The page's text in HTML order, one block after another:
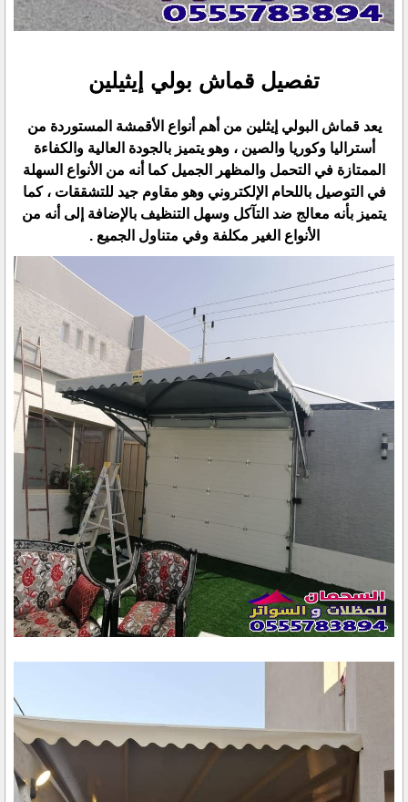
تفصيل قماش بولي إيثيلين
يعد قماش البولي إيثلين من أهم أنواع الأقمشة المستوردة من
أستراليا وكوريا والصين ، وهو يتميز بالجودة العالية والكفاءة
الممتازة في التحمل والمظهر الجميل كما أنه من الأنواع السهلة
في التوصيل باللحام الإلكتروني وهو مقاوم جيد للتشققات ، كما
يتميز بأنه معالج ضد التآكل وسهل التنظيف بالإضافة إلى أنه من
الأنواع الغير مكلفة وفي متناول الجميع .